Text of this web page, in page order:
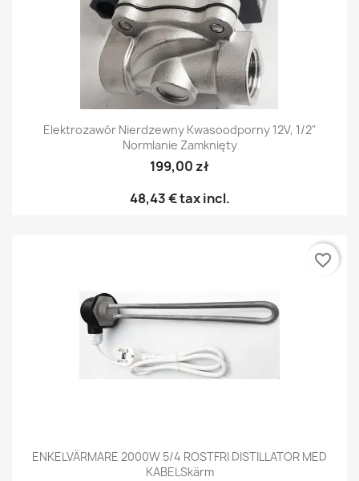
Elektrozawór Nierdzewny Kwasoodporny 12V, 1/2"
Normlanie Zamknięty
199,00 zł
48,43 €tax incl.
ENKELVÄRMARE 2000W 5/4 ROSTFRI DISTILLATOR MED
KABELSkärm
favorite_border